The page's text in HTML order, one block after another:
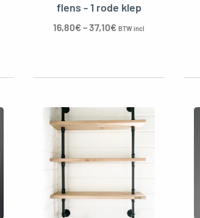
flens - 1 rode klep
16,80€–37,10€ BTW incl